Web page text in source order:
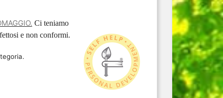
Ci teniamo
e non conformi.